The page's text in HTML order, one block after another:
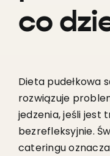
co
Dieta pudełkowa
rozwiązuje
jedzenia, jeśli jest
bezrefleksyjnie.
cateringu